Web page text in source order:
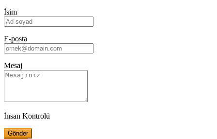
İsim
E-posta
Mesaj
İnsan Kontrolü